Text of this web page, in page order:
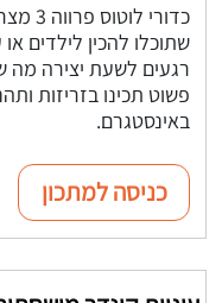
שתוכלו להכין לילדים
רגעים לשעת יצירה מה
פשוט תכינו בזריזות
באינסטגרם.
כניסה למתכון